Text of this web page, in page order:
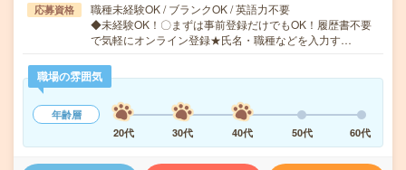
応募資格
職種未経験OK / ブランクOK / 英語力不要
◆未経験OK！〇まずは事前登録だけでもOK！履歴書不要
で気軽にオンライン登録★氏名・職種などを入力す…
職場の雰囲気
年齢層
20代
30代 40代 50代 60代